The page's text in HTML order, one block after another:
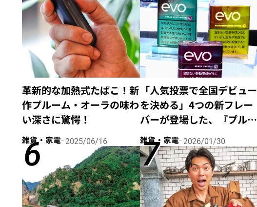
革新的な加熱式たばこ！新
作プルーム・オーラの味わ
い深さに驚愕！
雑貨・家電 2025/06/16
「人気投票で全国デビュー
を決める」4つの新フレー
バーが登場した、『プルー
ム・オーラ』のたばこス
ティック『エボ』
雑貨・家電 2026/01/30